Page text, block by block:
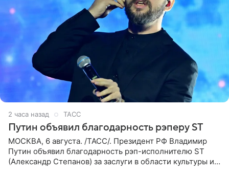
2 часа назад ТАСС
Путин объявил благодарность рэперу ST
МОСКВА, 6 августа. /ТАСС/. Президент РФ Владимир
Путин объявил благодарность рэп-исполнителю ST
(Александр Степанов) за заслуги в области культуры и